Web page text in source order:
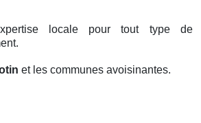
locale pour tout type de
et les communes avoisinantes.